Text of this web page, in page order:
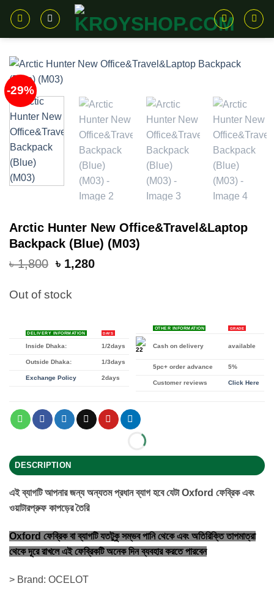
Skip
content
-29%
Arctic Hunter New Office&Travel&Laptop
Backpack (Blue) (M03)
৳1,800 Original
was:
৳ 1,800.
৳ 1,280Current
Out of stock
DELIVERY INFORMATION DAYS
Inside Dhaka: 1/2days
Outside Dhaka: 1/3days
Exchange Policy 2days
OTHER INFORMATION GRADE
Cash on delivery available
5pc+ order advance 5%
Customer reviews Click Here
DESCRIPTION
এই ব্যাগটি আপনার জন্য অন্যতম প্রধান ব্যাগ হবে যেটা Oxford ফেব্রিক এবং
ওয়াটারপ্রুফ কাপড়ের তৈরি
Oxford ফেব্রিক বা ব্যাগটি যতটুকু সম্ভব পানি থেকে এবং অতিরিক্তি তাপমাত্রা
থেকে দূরে রাখলে এই ফেব্রিকটি অনেক দিন ব্যবহার করতে পারবেন
> Brand: OCELOT